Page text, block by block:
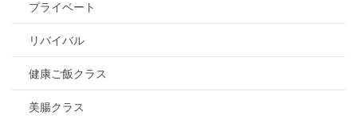
プライベート
リバイバル
健康ご飯クラス
美腸クラス